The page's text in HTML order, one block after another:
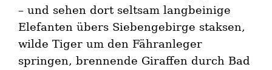
– und sehen dort seltsam langbeinige
Elefanten übers Siebengebirge staksen,
wilde Tiger um den Fähranleger
springen, brennende Giraffen durch Bad